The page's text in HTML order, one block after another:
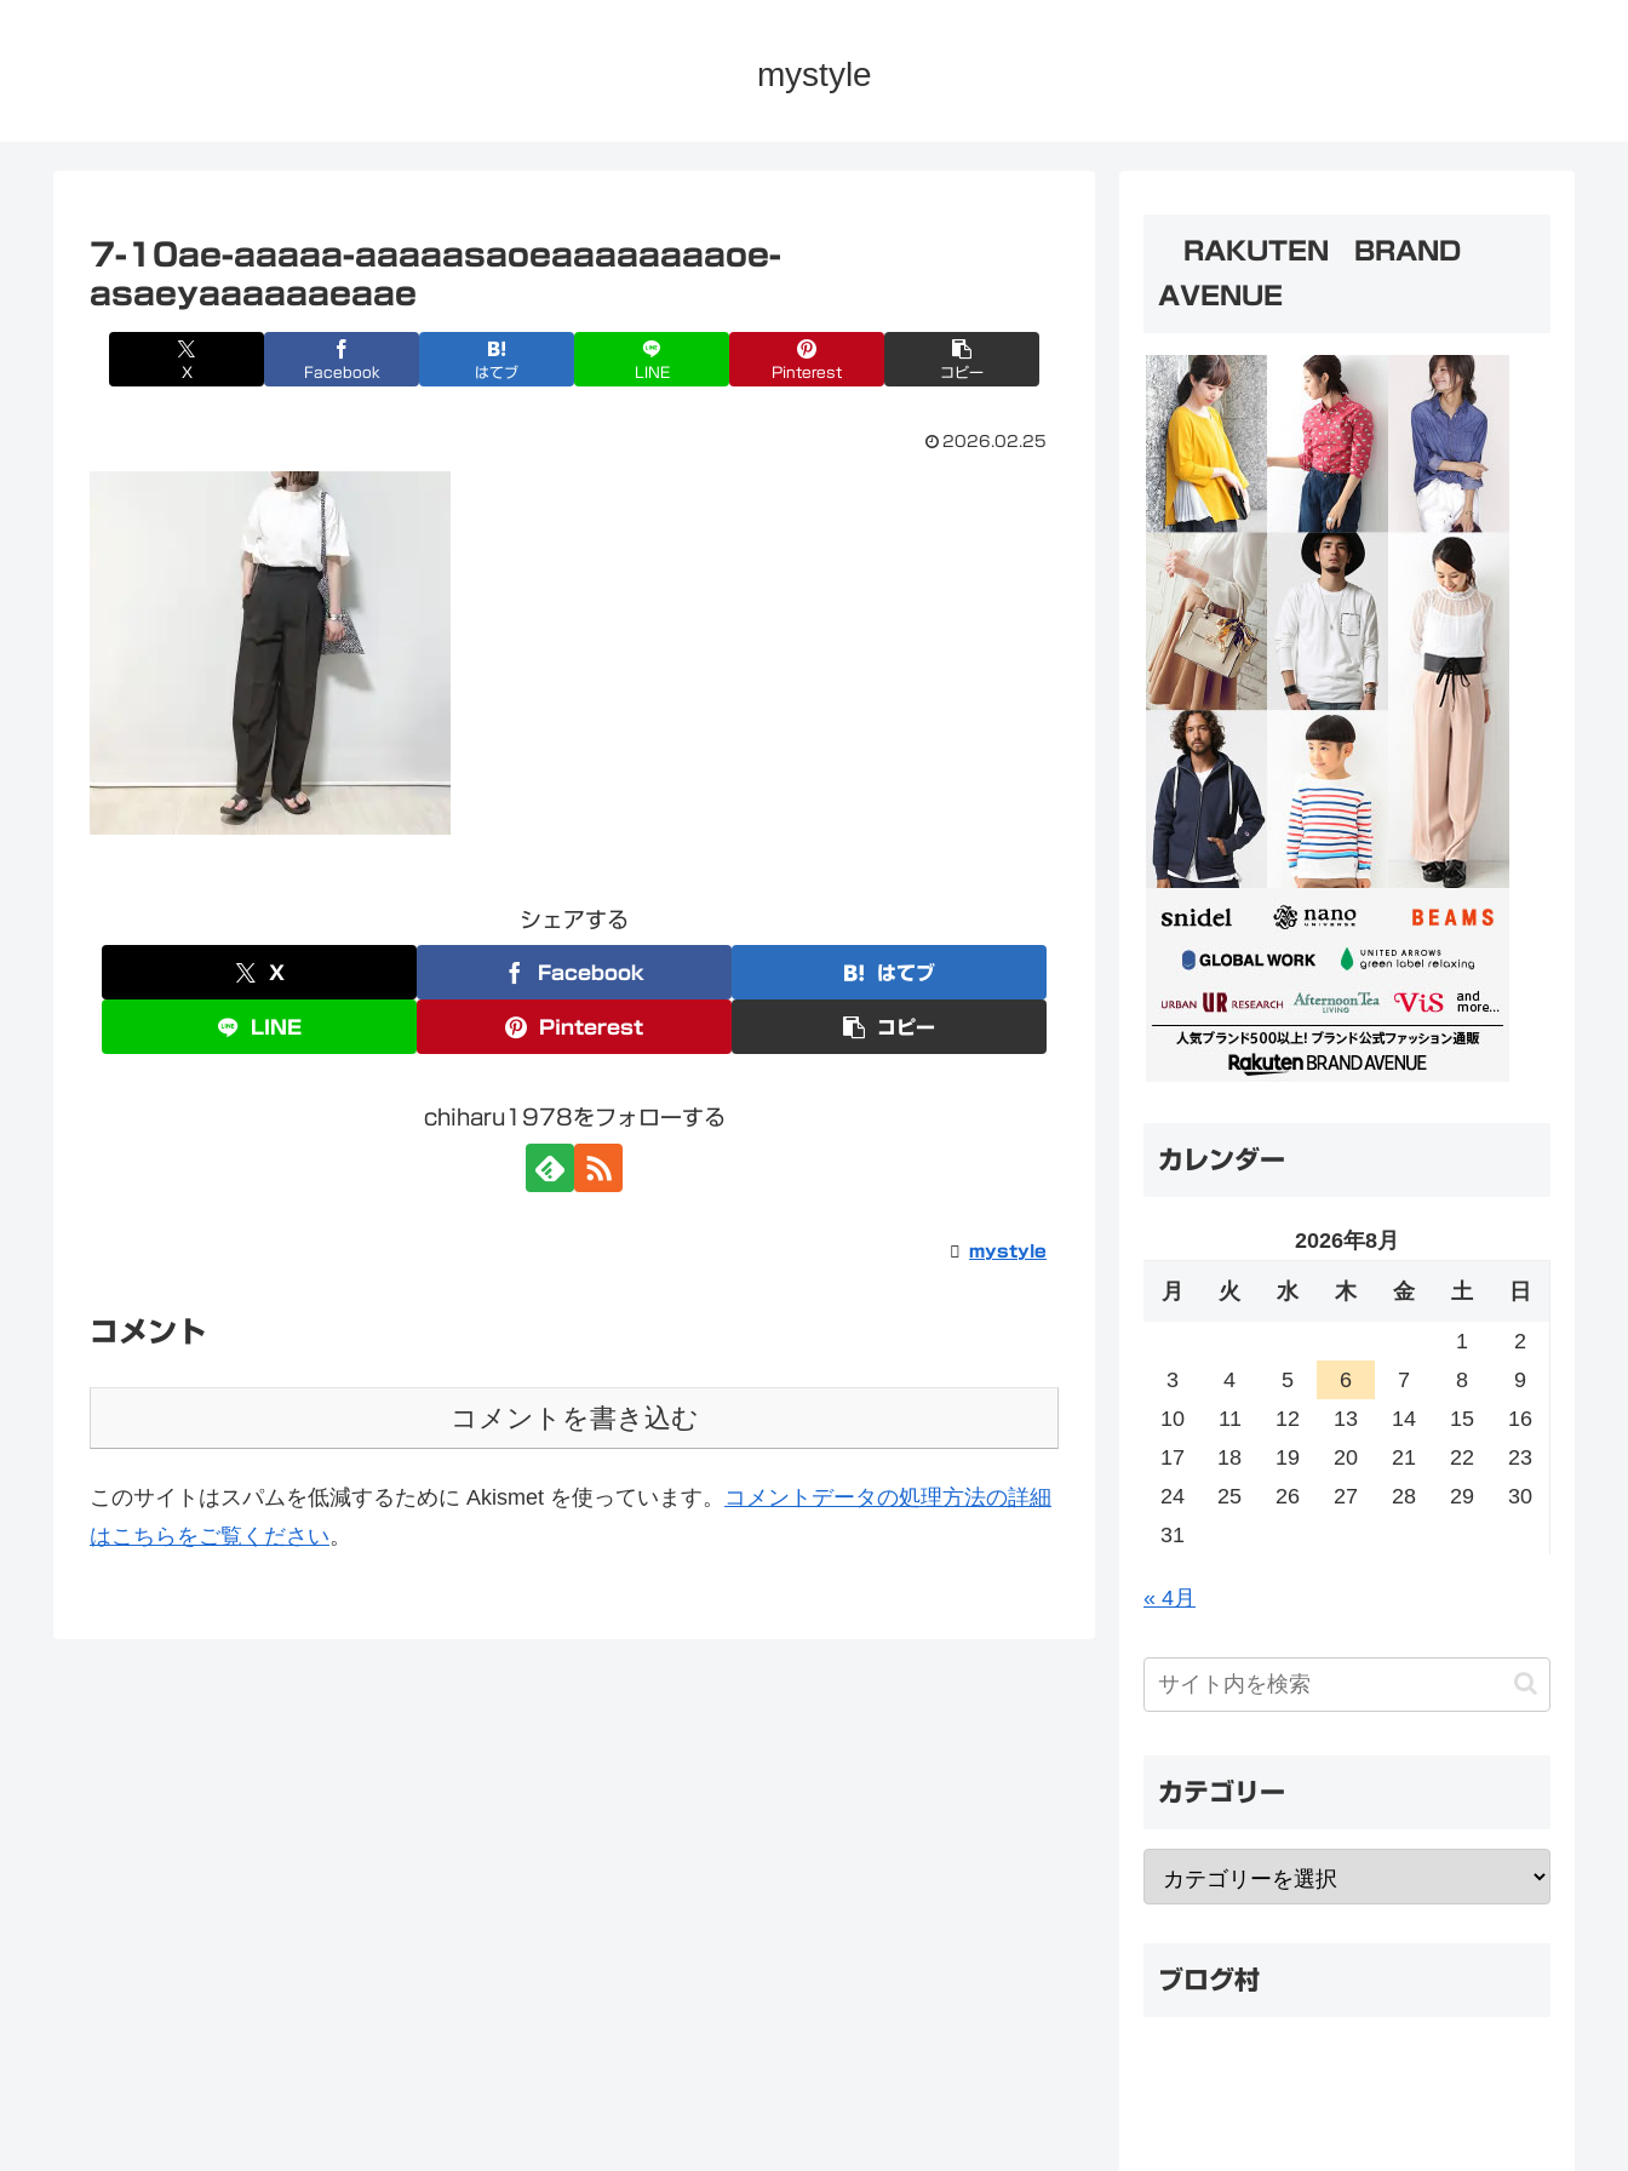
mystyle
7-10ae-aaaaa-aaaaasaoeaaaaaaaaoe-
asaeyaaaaaaeaae
X Facebook はてブ LINE Pinterest コピー
2026.02.25
シェアする
X Facebook はてブ
LINE Pinterest コピー
chiharu1978をフォローする
mystyle
コメント
コメントを書き込む
このサイトはスパムを低減するために Akismet を使っています。 コメントデータの処理方法の詳細
はこちらをご覧ください。
RAKUTEN BRAND
AVENUE
カレンダー
2026年8月
月 火 水 木 金 土 日
1
2
3
4 5 6 7 8
9
10
11 12 13 14 15
16
17
18 19 20 21 22
23
24
25 26 27 28 29
30
31
« 4月
カテゴリー
ブログ村